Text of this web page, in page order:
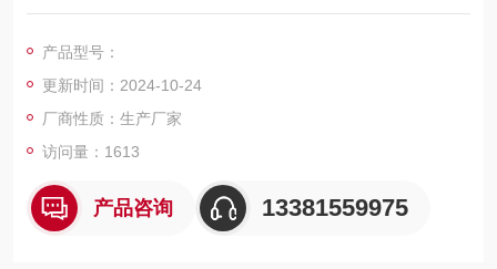
车秤，电子汽车衡，移动地磅，超低地磅， 防爆地磅，带打印地
动式汽车衡，出口式地磅，欢迎新老客户前来咨询，
产品型号：
更新时间：2024-10-24
厂商性质：生产厂家
访问量：1613
产品咨询 13381559975